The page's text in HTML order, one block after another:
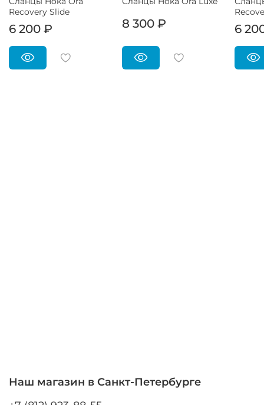
Recovery Slide
6 200 ₽ 8 300 ₽ 6
Наш магазин в Санкт-Петербурге